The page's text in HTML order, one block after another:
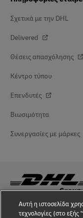
Σχετικά με την DHL
Delivered
Θέσεις απασχόλησης
Κέντρο τύπου
Επενδυτές
Βιωσιμότητα
Συνεργασίες με μάρκες
Εγρήγορση για
Αυτή η ιστοσελίδα
τεχνολογίες (στο εξής